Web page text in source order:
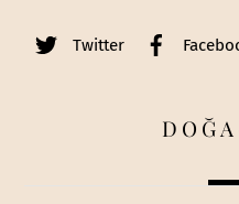
Twitter